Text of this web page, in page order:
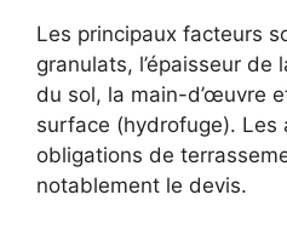
Les principaux facteurs
granulats, l’épaisseur de
du sol, la main-d’œuvre
surface (hydrofuge). Les
obligations de
notablement le devis.